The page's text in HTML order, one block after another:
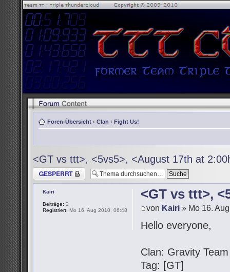
Foren-Übersicht ‹ Clan ‹ Fight Us!
<GT vs ttt>, <5vs5>, <August 17th at
Thema gesperrt
<GT vs ttt>,
von Kairi » Mo 16.
Hello everyone,
Clan: Gravity Team
Tag: [GT]
Kairi
Beiträge: 2
Registriert: Mo 16. Aug 2010, 06:48